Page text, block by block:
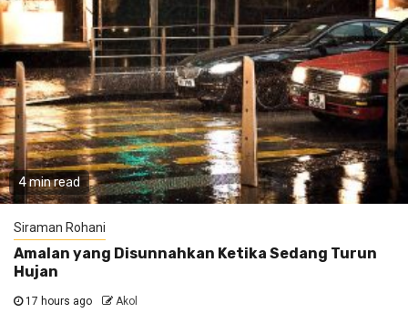
4 min read
Siraman Rohani
Amalan yang Disunnahkan Ketika Sedang Turun
Hujan
17 hours ago Akol